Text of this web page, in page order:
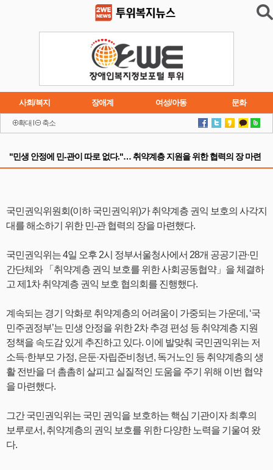
사회/복지 장애계 여성/아동 문화
이슈 연재소설
확대 축소
"민생 안정에 민-관이 따로 없다."… 취약계층 지원을 위한 협력의 장 마련
국민권익위원회(이하 국민권익위)가 취약계층 권익 보호의 사각지
대를 해소하기 위한 민-관 협력의 장을 마련했다.
국민권익위는 4일 오후 2시 정부서울청사에서 28개 공공기관·민
간단체와 「취약계층 권익 보호를 위한 사회공동협약」을 체결하
고 제1차 취약계층 권익 보호 협의회를 진행했다.
계속되는 경기 악화로 취약계층의 어려움이 가중되는 가운데, ‘국
민주권정부’는 민생 안정을 위한 2차 추경 편성 등 취약계층 지원
정책을 속도감 있게 추진하고 있다. 이에 발맞춰 국민권익위는 저
소득·한부모 가정, 은둔·자립준비청년, 독거노인 등 취약계층의 생
활 전반을 더 촘촘히 살피고 실질적인 도움을 주기 위해 이번 협약
을 마련했다.
그간 국민권익위는 국민 권익을 보호하는 핵심 기관이자 최후의
보루로서, 취약계층의 권익 보호를 위한 다양한 노력을 기울여 왔
다.